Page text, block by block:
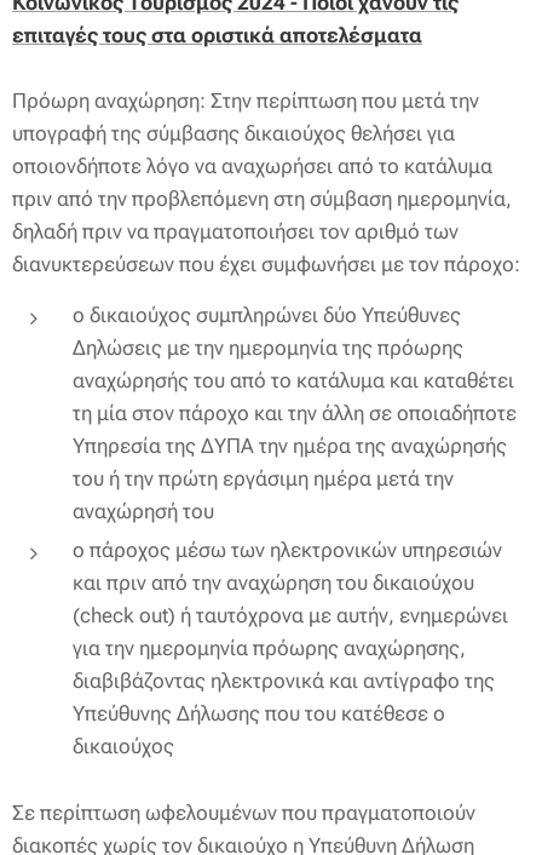
επιταγές τους στα οριστικά αποτελέσματα
Πρόωρη αναχώρηση: Στην περίπτωση που μετά την
υπογραφή της σύμβασης δικαιούχος θελήσει για
οποιονδήποτε λόγο να αναχωρήσει από το κατάλυμα
πριν από την προβλεπόμενη στη σύμβαση ημερομηνία,
δηλαδή πριν να πραγματοποιήσει τον αριθμό των
διανυκτερεύσεων που έχει συμφωνήσει με τον πάροχο:
ο δικαιούχος συμπληρώνει δύο Υπεύθυνες
Δηλώσεις με την ημερομηνία της πρόωρης
αναχώρησής του από το κατάλυμα και καταθέτει
τη μία στον πάροχο και την άλλη σε οποιαδήποτε
Υπηρεσία της ΔΥΠΑ την ημέρα της αναχώρησής
του ή την πρώτη εργάσιμη ημέρα μετά την
αναχώρησή του
ο πάροχος μέσω των ηλεκτρονικών υπηρεσιών
και πριν από την αναχώρηση του δικαιούχου
(check out) ή ταυτόχρονα με αυτήν, ενημερώνει
για την ημερομηνία πρόωρης αναχώρησης,
διαβιβάζοντας ηλεκτρονικά και αντίγραφο της
Υπεύθυνης Δήλωσης που του κατέθεσε ο
δικαιούχος
Σε περίπτωση ωφελουμένων που πραγματοποιούν
διακοπές χωρίς τον δικαιούχο η Υπεύθυνη Δήλωση